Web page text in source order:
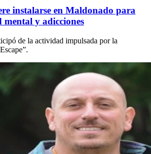
instalarse en Maldonado para
y adicciones
de la actividad impulsada por la